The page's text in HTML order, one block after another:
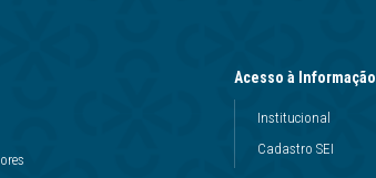
Acesso à Informação
Institucional
Cadastro SEI